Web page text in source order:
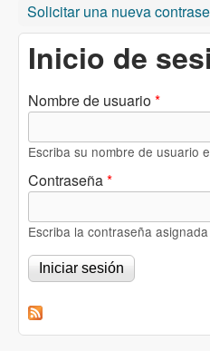
Solicitar una nueva
Inicio de
Nombre de usuario*
Escriba su nombre de usuario
Contraseña*
Escriba la contraseña